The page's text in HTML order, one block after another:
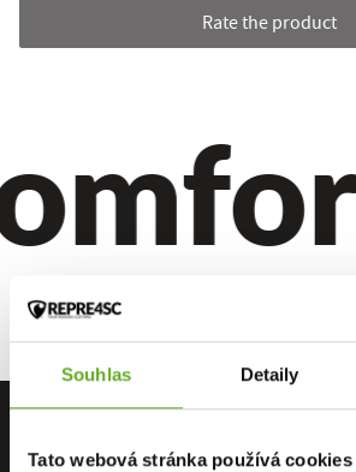
Souhlas Detaily
Tato webová stránka používá cookies
Rate the product